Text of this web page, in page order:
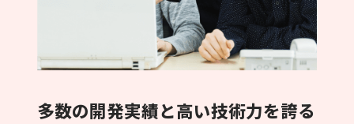
多数の開発実績と高い技術力を誇る